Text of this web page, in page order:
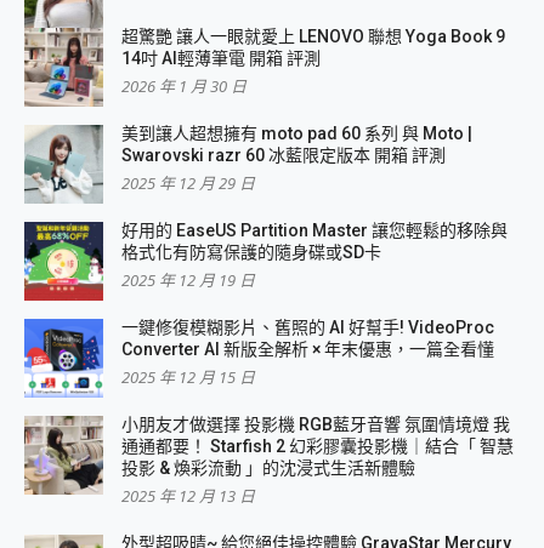
超驚艷 讓人一眼就愛上 LENOVO 聯想 Yoga Book 9
14吋 AI輕薄筆電 開箱 評測
2026 年 1 月 30 日
美到讓人超想擁有 moto pad 60 系列 與 Moto |
Swarovski razr 60 冰藍限定版本 開箱 評測
2025 年 12 月 29 日
好用的 EaseUS Partition Master 讓您輕鬆的移除與
格式化有防寫保護的隨身碟或SD卡
2025 年 12 月 19 日
一鍵修復模糊影片、舊照的 AI 好幫手! VideoProc
Converter AI 新版全解析 × 年末優惠，一篇全看懂
2025 年 12 月 15 日
小朋友才做選擇 投影機 RGB藍牙音響 氛圍情境燈 我
通通都要！ Starfish 2 幻彩膠囊投影機｜結合「 智慧
投影 & 煥彩流動 」的沈浸式生活新體驗
2025 年 12 月 13 日
外型超吸晴~ 給您絕佳操控體驗 GravaStar Mercury